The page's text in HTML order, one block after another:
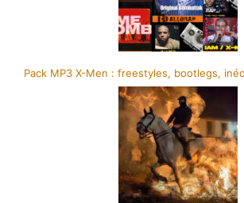
Pack MP3 X-Men : freestyles, bootlegs,